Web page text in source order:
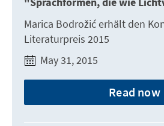
Marica Bodrožić erhält den
Literaturpreis 2015
May 31, 2015
Read now